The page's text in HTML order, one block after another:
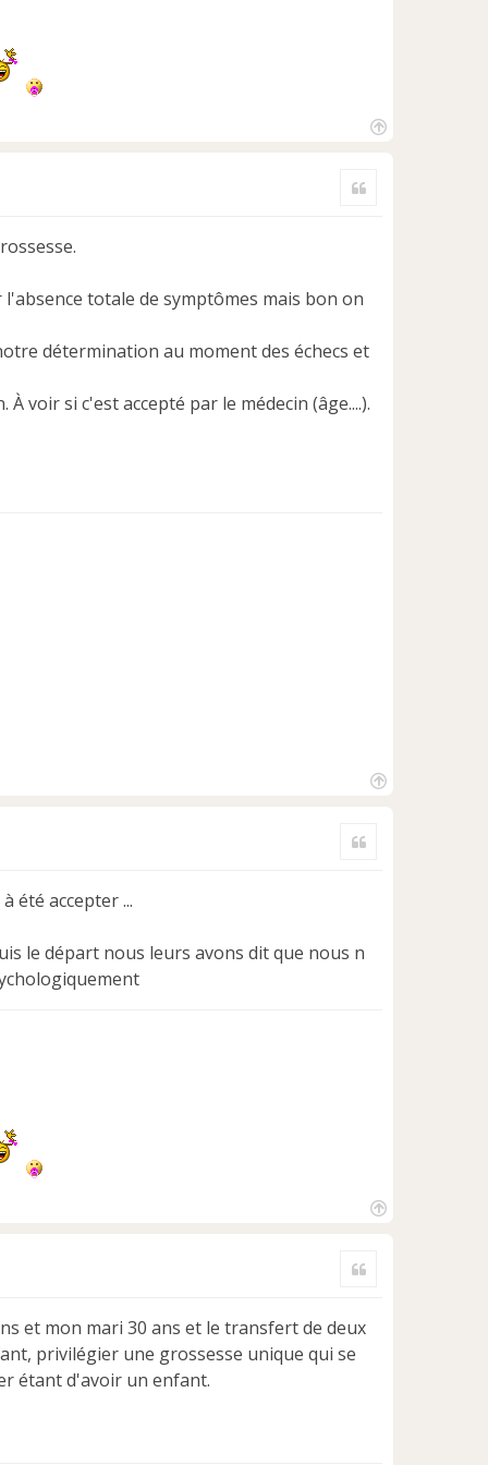
totale de symptômes mais bon on
détermination au moment des échecs et
voir si c'est accepté par le médecin (âge....).
été accepter ...
le départ nous leurs avons dit que nous n
et mon mari 30 ans et le transfert de deux
privilégier une grossesse unique qui se
étant d'avoir un enfant.